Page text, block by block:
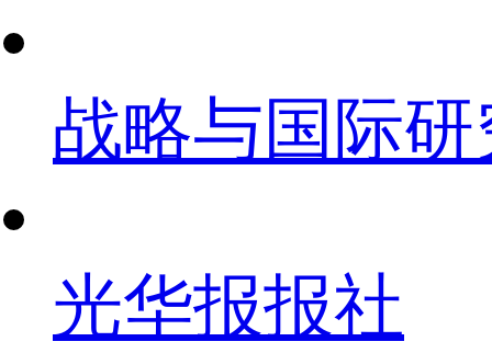
战略与国际
光华报报社